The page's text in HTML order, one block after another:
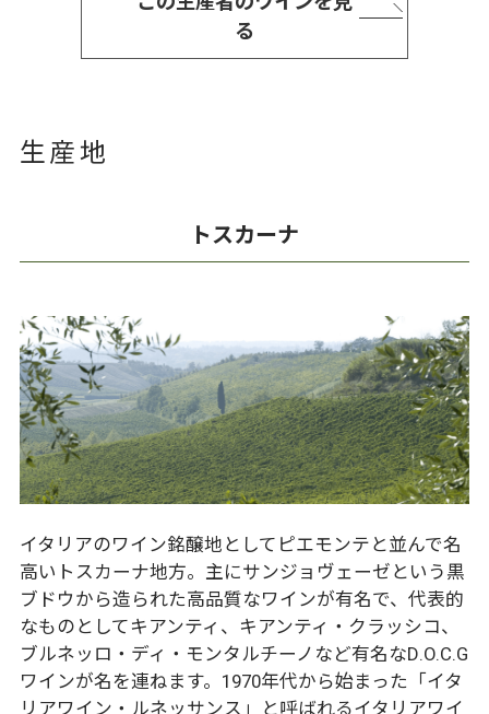
る
生産地
トスカーナ
イタリアのワイン銘醸地としてピエモンテと並んで名
高いトスカーナ地方。主にサンジョヴェーゼという黒
ブドウから造られた高品質なワインが有名で、代表的
なものとしてキアンティ、キアンティ・クラッシコ、
ブルネッロ・ディ・モンタルチーノなど有名なD.O.C.G
ワインが名を連ねます。1970年代から始まった「イタ